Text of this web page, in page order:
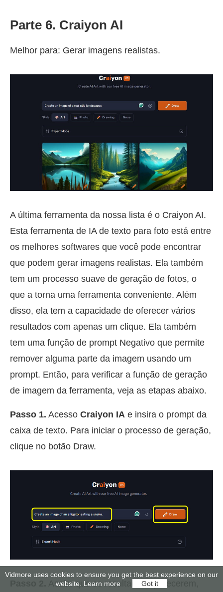
Parte 6. Craiyon AI
Melhor para: Gerar imagens realistas.
A última ferramenta da nossa lista é o Craiyon AI.
Esta ferramenta de IA de texto para foto está entre
os melhores softwares que você pode encontrar
que podem gerar imagens realistas. Ela também
tem um processo suave de geração de fotos, o
que a torna uma ferramenta conveniente. Além
disso, ela tem a capacidade de oferecer vários
resultados com apenas um clique. Ela também
tem uma função de prompt Negativo que permite
remover alguma parte da imagem usando um
prompt. Então, para verificar a função de geração
de imagem da ferramenta, veja as etapas abaixo.
Passo 1. Acesso Craiyon IA e insira o prompt da
caixa de texto. Para iniciar o processo de geração,
clique no botão Draw.
Assim que os resultados aparecerem,
Vidmore uses cookies to ensure you get the best experience on our
website. Learn more Got it